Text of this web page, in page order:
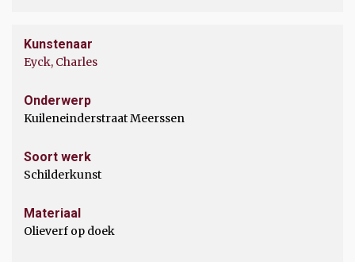
Kunstenaar
Eyck, Charles
Onderwerp
Kuileneinderstraat Meerssen
Soort werk
Schilderkunst
Materiaal
Olieverf op doek